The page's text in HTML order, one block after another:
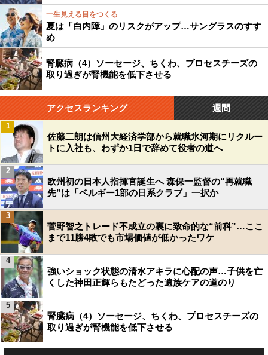
一生見える目をつくる
夏は「白内障」のリスクがアップ…サングラスのすす
め
腎臓病（4）ソーセージ、ちくわ、プロセスチーズの
取り過ぎが腎機能を低下させる
アクセスランキング 週間
佐藤二朗は信州大経済学部から就職氷河期にリクルー
トに入社も、わずか1日で辞めて役者の道へ
1
欧州初の日本人指揮官誕生へ 森保一監督の“再就職
先”は「ベルギー1部の日系クラブ」一択か
2
菅野智之トレード不成立の裏に致命的な“前科”…ここ
まで11勝4敗でも市場価値が低かったワケ
3
強いショック状態の清水アキラに心配の声…子供を亡
くした神田正輝らもたどった遺族ケアの道のり
4
腎臓病（4）ソーセージ、ちくわ、プロセスチーズの
取り過ぎが腎機能を低下させる
5